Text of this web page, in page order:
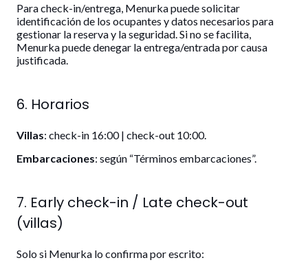
Para check-in/entrega, Menurka puede solicitar
identificación de los ocupantes y datos necesarios para
gestionar la reserva y la seguridad. Si no se facilita,
Menurka puede denegar la entrega/entrada por causa
justificada.
6. Horarios
Villas: check-in 16:00 | check-out 10:00.
Embarcaciones: según “Términos embarcaciones”.
7. Early check-in / Late check-out
(villas)
Solo si Menurka lo confirma por escrito: